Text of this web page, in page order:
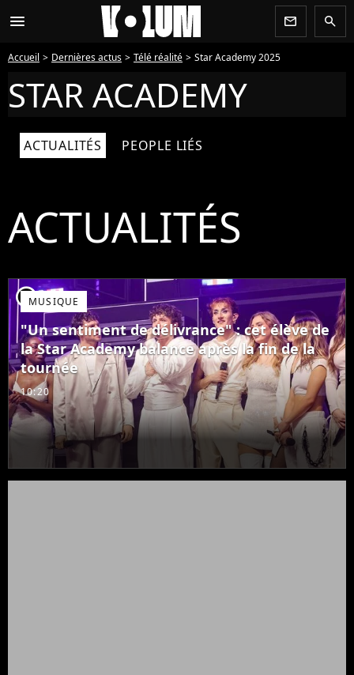
menu newsletter search
Accueil Dernières actus Télé réalité Star Academy 2025
STAR ACADEMY
ACTUALITÉS PEOPLE LIÉS
ACTUALITÉS
player2MUSIQUE
"Un sentiment de délivrance" : cet élève de
la Star Academy balance après la fin de la
tournée
10:20